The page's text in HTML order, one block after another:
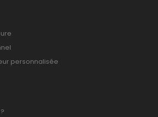
personnalisée